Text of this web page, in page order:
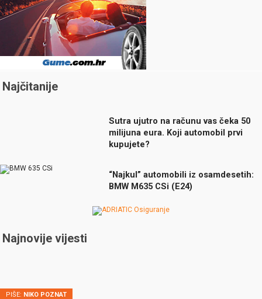
Najčitanije
Sutra ujutro na računu vas čeka 50
milijuna eura. Koji automobil prvi
kupujete?
“Najkul” automobili iz osamdesetih:
BMW M635 CSi (E24)
Najnovije vijesti
PIŠE: NIKO POZNAT